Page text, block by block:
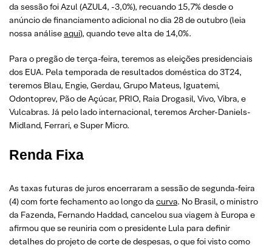
da sessão foi Azul (AZUL4, -3,0%), recuando 15,7% desde o
anúncio de financiamento adicional no dia 28 de outubro (leia
nossa análiseaqui), quando teve alta de 14,0%.
Para o pregão de terça-feira, teremos as eleições presidenciais
dos EUA. Pela temporada de resultados doméstica do 3T24,
teremos Blau, Engie, Gerdau, Grupo Mateus, Iguatemi,
Odontoprev, Pão de Açúcar, PRIO, Raia Drogasil, Vivo, Vibra, e
Vulcabras. Já pelo lado internacional, teremos Archer-Daniels-
Midland, Ferrari, e Super Micro.
Renda Fixa
As taxas futuras de juros encerraram a sessão de segunda-feira
(4) com forte fechamento ao longo da curva. No Brasil, o ministro
da Fazenda, Fernando Haddad, cancelou sua viagem à Europa e
afirmou que se reuniria com o presidente Lula para definir
detalhes do projeto de corte de despesas, o que foi visto como